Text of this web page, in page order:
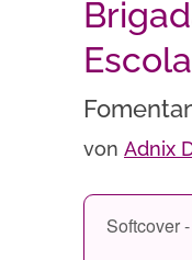
von Adnix
Softcover